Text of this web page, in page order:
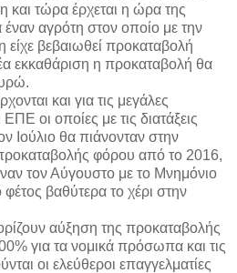
και τώρα έρχεται η ώρα της
αγρότη στον οποίο με την
είχε βεβαιωθεί προκαταβολή
εκκαθάριση η προκαταβολή θα
και για τις μεγάλες
οι οποίες με τις διατάξεις
Ιούλιο θα πιάνονταν στην
φόρου από το 2016,
τον Αύγουστο με το Μνημόνιο
βαθύτερα το χέρι στην
αύξηση της προκαταβολής
για τα νομικά πρόσωπα και τις
οι ελεύθεροι επαγγελματίες